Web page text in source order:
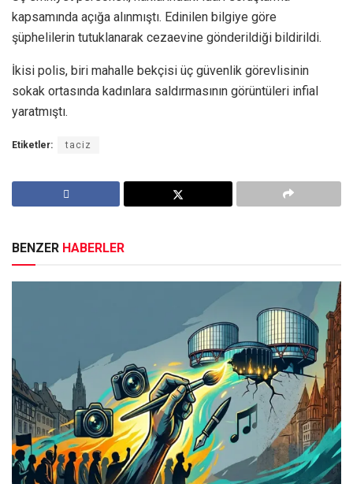
kapsamında açığa alınmıştı. Edinilen bilgiye göre
şüphelilerin tutuklanarak cezaevine gönderildiği bildirildi.
İkisi polis, biri mahalle bekçisi üç güvenlik görevlisinin
sokak ortasında kadınlara saldırmasının görüntüleri infial
yaratmıştı.
Etiketler: taciz
BENZER HABERLER